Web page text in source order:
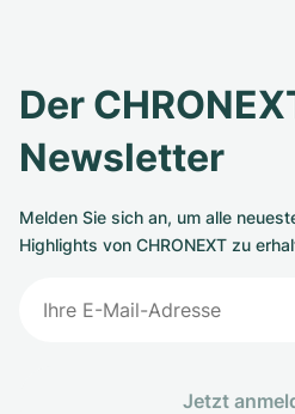
Der
Newsletter
Melden Sie sich an, um alle
Highlights von CHRONEXT zu
Jetzt